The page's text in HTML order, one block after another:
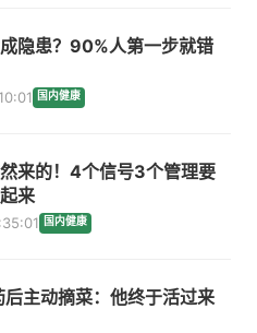
隐患？90%人第一步就错
国内健康
来的！4个信号3个管理要
来
国内健康
主动摘菜：他终于活过来